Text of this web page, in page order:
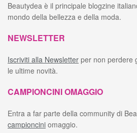
Beautydea è il principale blogzine
mondo della bellezza e della moda.
NEWSLETTER
Iscriviti alla Newsletter per non perdere
le ultime novità.
CAMPIONCINI OMAGGIO
Entra a far parte della community di
campioncini omaggio.